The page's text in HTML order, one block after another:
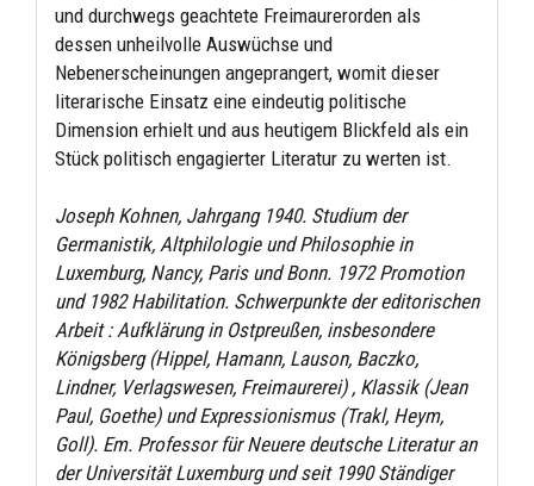
und durchwegs geachtete Freimaurerorden als
dessen unheilvolle Auswüchse und
Nebenerscheinungen angeprangert, womit dieser
literarische Einsatz eine eindeutig politische
Dimension erhielt und aus heutigem Blickfeld als ein
Stück politisch engagierter Literatur zu werten ist.
Joseph Kohnen, Jahrgang 1940. Studium der
Germanistik, Altphilologie und Philosophie in
Luxemburg, Nancy, Paris und Bonn. 1972 Promotion
und 1982 Habilitation. Schwerpunkte der editorischen
Arbeit : Aufklärung in Ostpreußen, insbesondere
Königsberg (Hippel, Hamann, Lauson, Baczko,
Lindner, Verlagswesen, Freimaurerei) , Klassik (Jean
Paul, Goethe) und Expressionismus (Trakl, Heym,
Goll). Em. Professor für Neuere deutsche Literatur an
der Universität Luxemburg und seit 1990 Ständiger